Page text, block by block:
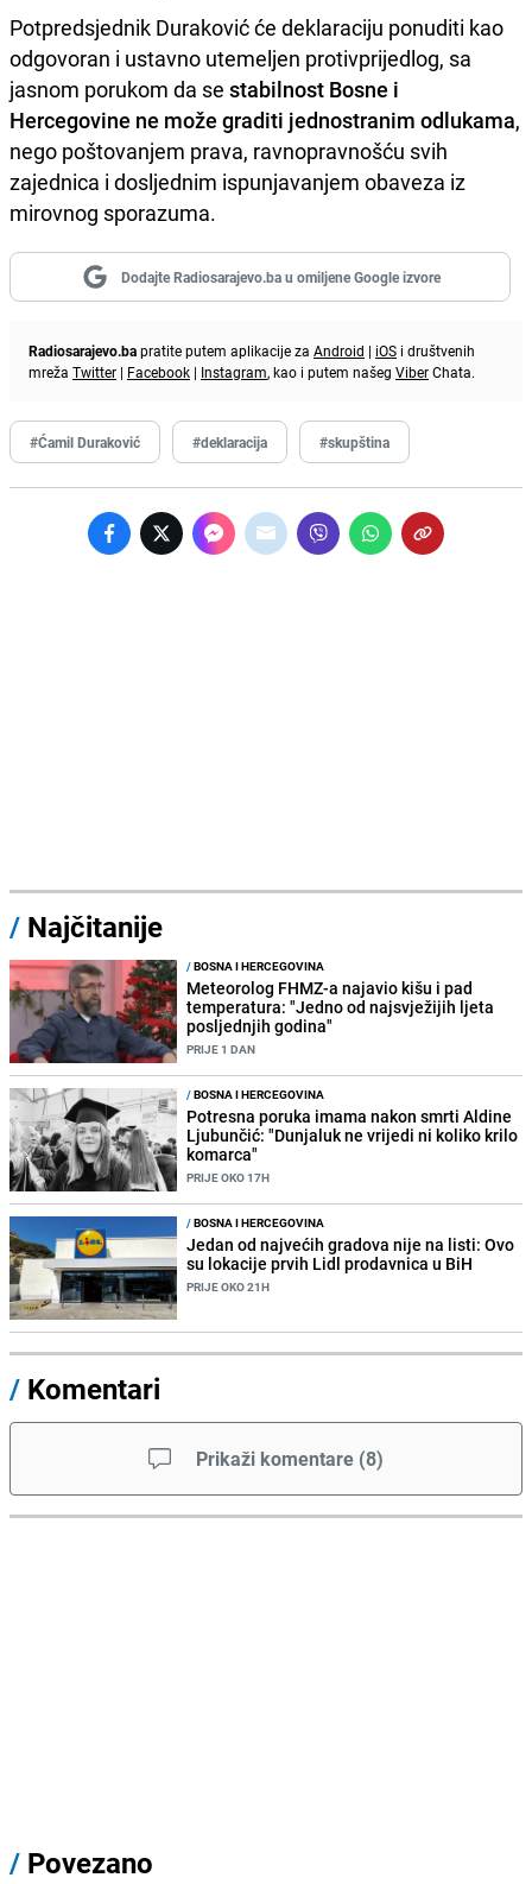
Potpredsjednik Duraković će deklaraciju ponuditi kao
odgovoran i ustavno utemeljen protivprijedlog, sa
jasnom porukom da se stabilnost Bosne i
Hercegovine ne može graditi jednostranim odlukama,
nego poštovanjem prava, ravnopravnošću svih
zajednica i dosljednim ispunjavanjem obaveza iz
mirovnog sporazuma.
Dodajte Radiosarajevo.ba u omiljene Google izvore
Radiosarajevo.bapratite putem aplikacije za Android | iOS i društvenih
mreža Twitter | Facebook | Instagram, kao i putem našeg ViberChata.
#Ćamil Duraković #deklaracija #skupština
/ Najčitanije
/BOSNA I HERCEGOVINA
Meteorolog FHMZ-a najavio kišu i pad
temperatura: "Jedno od najsvježijih ljeta
posljednjih godina"
PRIJE 1 DAN
/BOSNA I HERCEGOVINA
Potresna poruka imama nakon smrti Aldine
Ljubunčić: "Dunjaluk ne vrijedi ni koliko krilo
komarca"
PRIJE OKO 17H
/BOSNA I HERCEGOVINA
Jedan od najvećih gradova nije na listi: Ovo
su lokacije prvih Lidl prodavnica u BiH
PRIJE OKO 21H
/ Komentari
Prikaži komentare (8)
/ Povezano